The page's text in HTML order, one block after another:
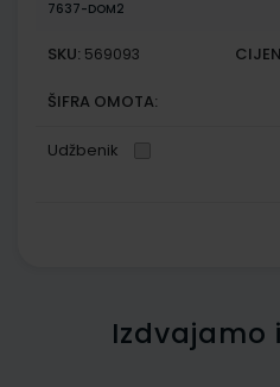
7637-DOM2
SKU: 569093
ŠIFRA OMOTA:
Udžbenik
Izdvajamo